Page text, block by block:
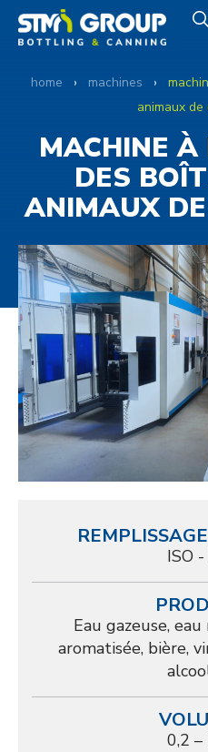
home › machines ›
animaux de
MACHINE À
DES
ANIMAUX
ISO
Eau gazeuse,
aromatisée, bière,
0,2